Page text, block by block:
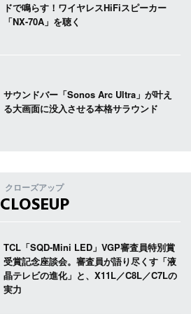
ドで鳴らす！ワイヤレスHiFiスピーカー
「NX-70A」を聴く
サウンドバー「Sonos Arc Ultra」が叶え
る大画面に没入させる本格サラウンド
クローズアップ
CLOSEUP
TCL「SQD-Mini LED」VGP審査員特別賞
受賞記念座談会。審査員が語り尽くす「液
晶テレビの進化」と、X11L／C8L／C7Lの
実力